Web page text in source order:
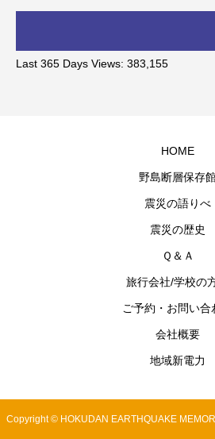
Last 365 Days Views: 383,155
HOME
野島断層保存
震災の語りべ
震災の歴史
Ｑ＆Ａ
旅行会社/学校の
ご予約・お問い合
会社概要
地域新電力
Copyright © HOKUDAN EARTHQUAKE